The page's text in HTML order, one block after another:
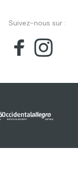
Suivez-nous sur :